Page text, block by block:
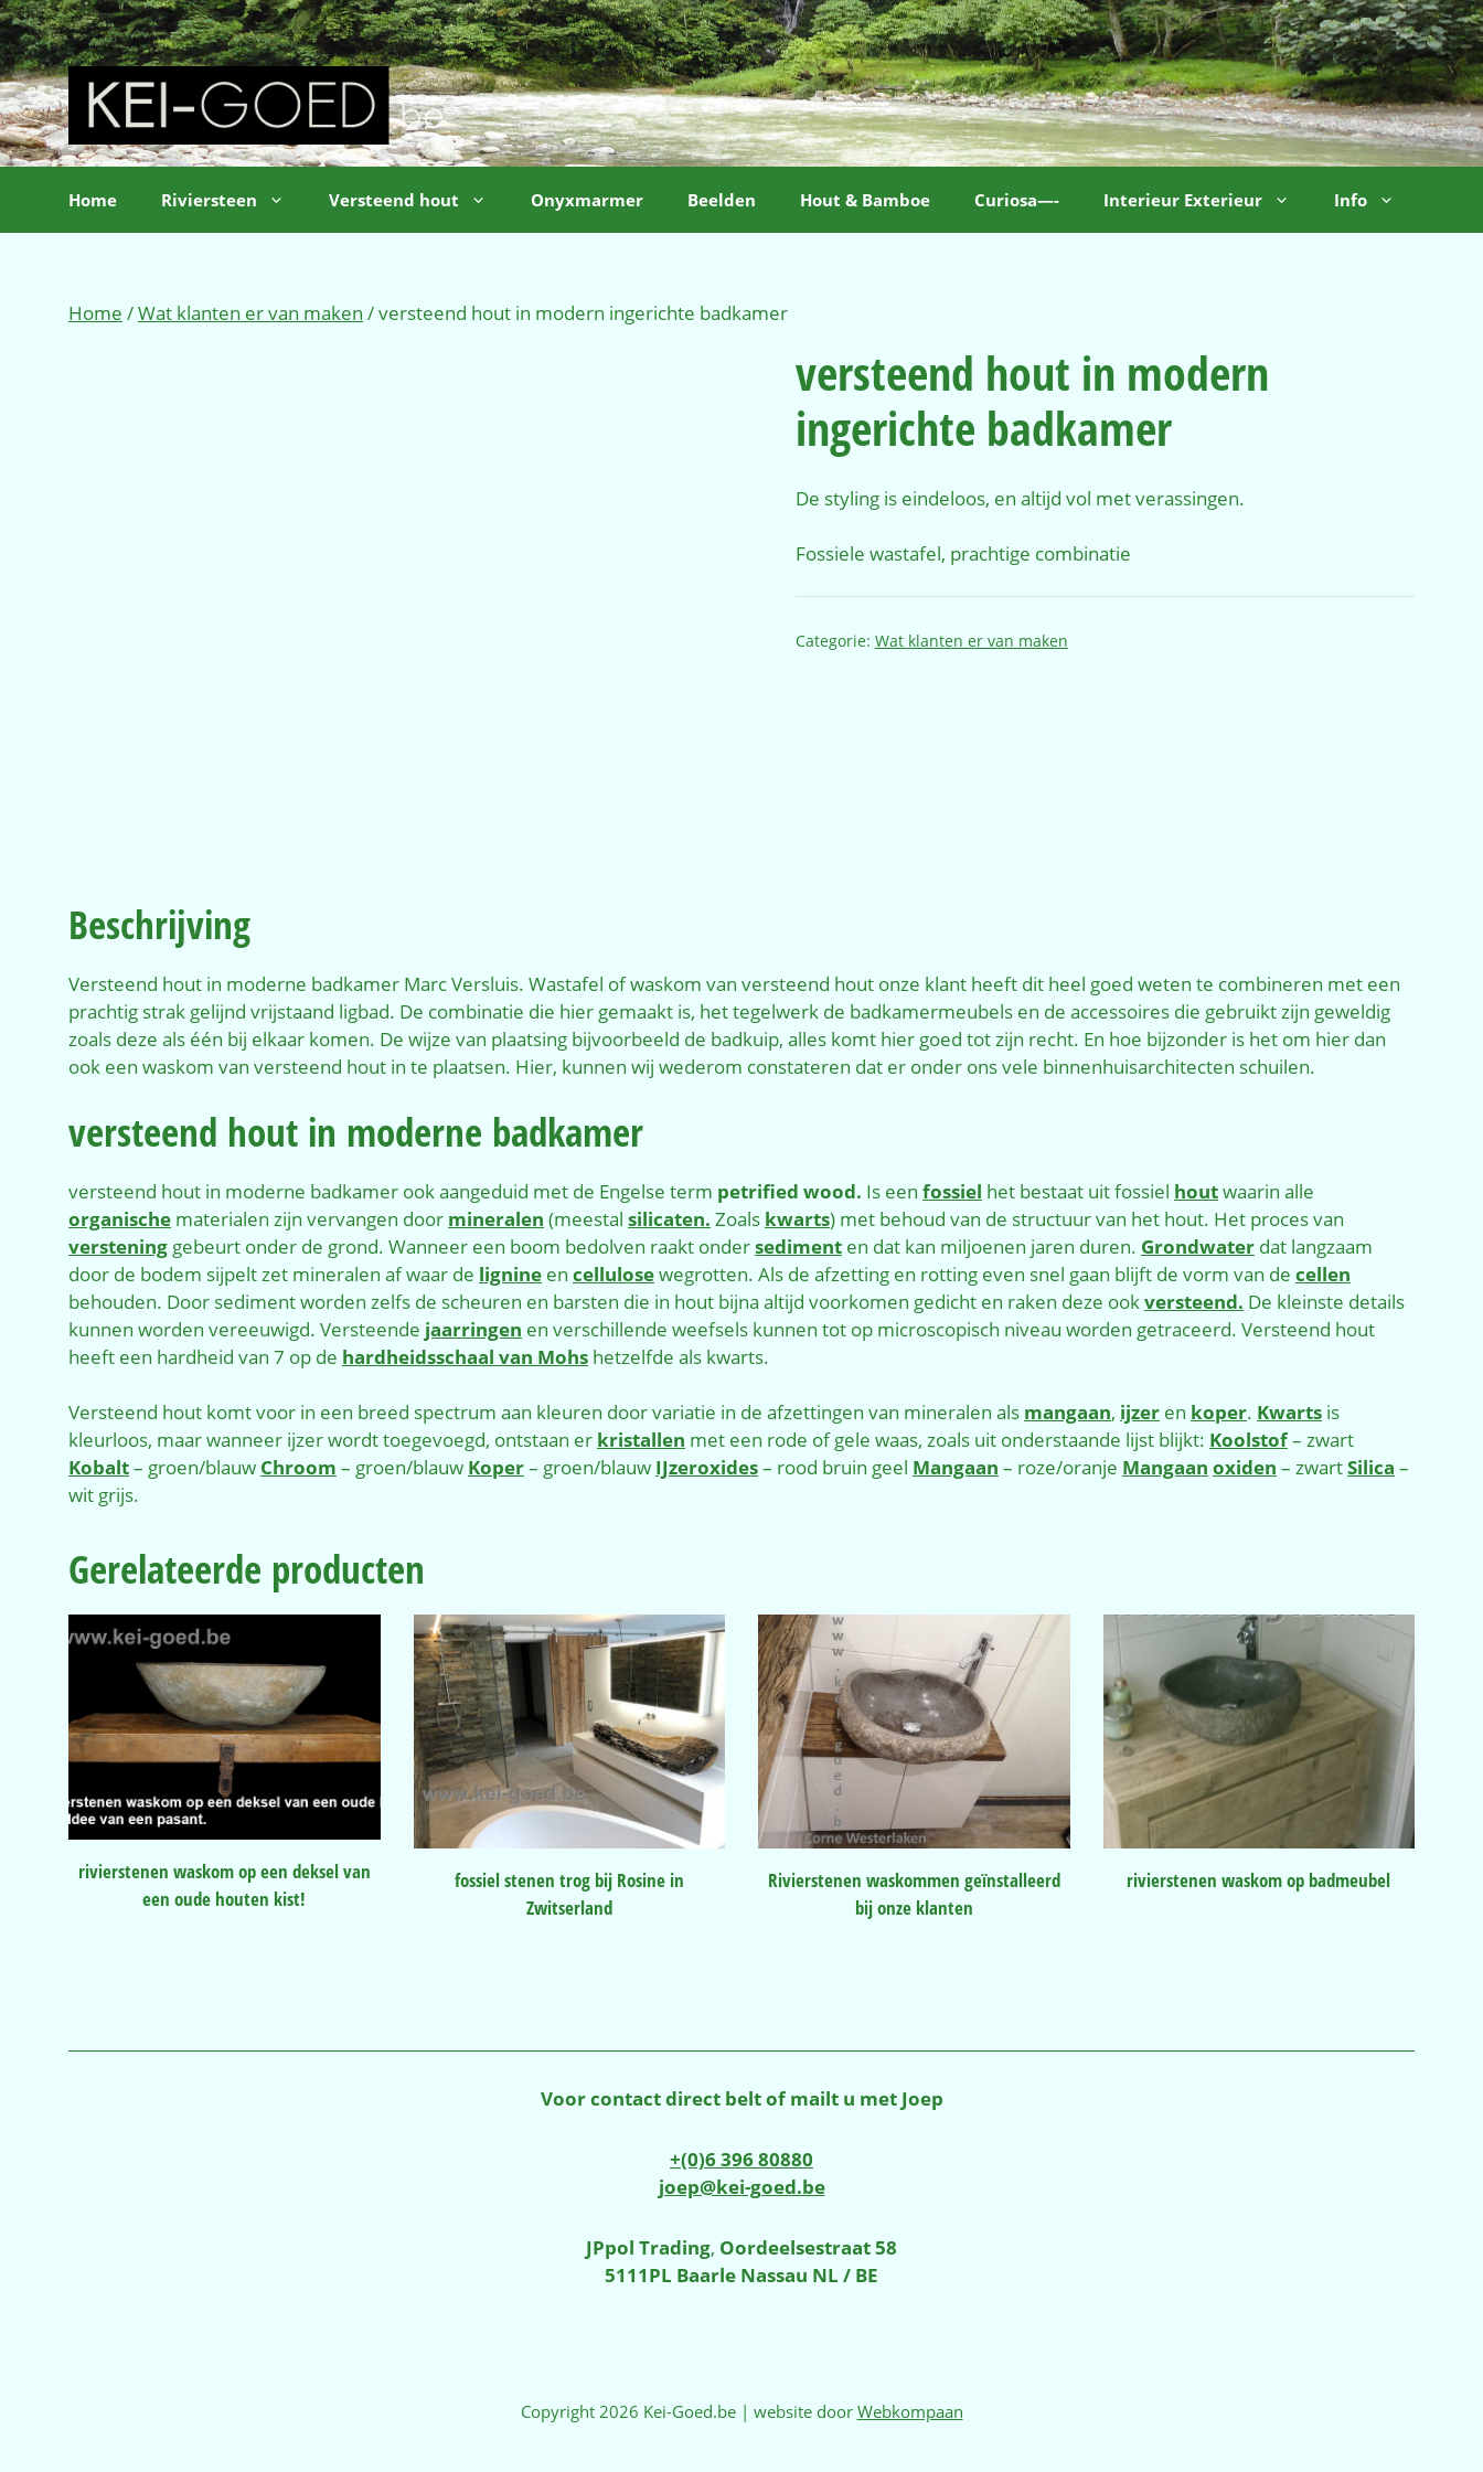
Ga
naar
de
inhoud
Home Riviersteen Versteend hout Onyxmarmer Beelden Hout & Bamboe Curiosa—- Interieur Exterieur Info
Home /Wat klanten er van maken / versteend hout in modern ingerichte badkamer
versteend hout in modern
ingerichte badkamer
De styling is eindeloos, en altijd vol met verassingen.
Fossiele wastafel, prachtige combinatie
Categorie: Wat klanten er van maken
Beschrijving
Versteend hout in moderne badkamer Marc Versluis. Wastafel of waskom van versteend hout onze klant heeft dit heel goed weten te combineren met een
prachtig strak gelijnd vrijstaand ligbad. De combinatie die hier gemaakt is, het tegelwerk de badkamermeubels en de accessoires die gebruikt zijn geweldig
zoals deze als één bij elkaar komen. De wijze van plaatsing bijvoorbeeld de badkuip, alles komt hier goed tot zijn recht. En hoe bijzonder is het om hier dan
ook een waskom van versteend hout in te plaatsen. Hier, kunnen wij wederom constateren dat er onder ons vele binnenhuisarchitecten schuilen.
versteend hout in moderne badkamer
versteend hout in moderne badkamer ook aangeduid met de Engelse term petrified wood. Is een fossiel het bestaat uit fossiel houtwaarin alle
organische materialen zijn vervangen door mineralen (meestal silicaten. Zoals kwarts) met behoud van de structuur van het hout. Het proces van
verstening gebeurt onder de grond. Wanneer een boom bedolven raakt ondersediment en dat kan miljoenen jaren duren. Grondwater dat langzaam
door de bodem sijpelt zet mineralen af waar de lignine en cellulosewegrotten. Als de afzetting en rotting even snel gaan blijft de vorm van de cellen
behouden. Door sediment worden zelfs de scheuren en barsten die in hout bijna altijd voorkomen gedicht en raken deze ookversteend. De kleinste details
kunnen worden vereeuwigd. Versteende jaarringen en verschillende weefsels kunnen tot op microscopisch niveau worden getraceerd. Versteend hout
heeft een hardheid van 7 op de hardheidsschaal van Mohs hetzelfde als kwarts.
Versteend hout komt voor in een breed spectrum aan kleuren door variatie in de afzettingen van mineralen als mangaan, ijzer en koper. Kwarts is
kleurloos, maar wanneer ijzer wordt toegevoegd, ontstaan er kristallen met een rode of gele waas, zoals uit onderstaande lijst blijkt: Koolstof– zwart
Kobalt– groen/blauw Chroom – groen/blauw Koper– groen/blauw IJzeroxides– rood bruin geel Mangaan – roze/oranje Mangaan oxiden – zwartSilica –
wit grijs.
Gerelateerde producten
rivierstenen waskom op een deksel van
een oude houten kist!
fossiel stenen trog bij Rosine in
Zwitserland
Rivierstenen waskommen geïnstalleerd
bij onze klanten
rivierstenen waskom op badmeubel
Voor contact direct belt of mailt u met Joep
+(0)6 396 80880
joep@kei-goed.be
JPpol Trading, Oordeelsestraat 58
5111PL Baarle Nassau NL / BE
Copyright 2026 Kei-Goed.be | website door Webkompaan